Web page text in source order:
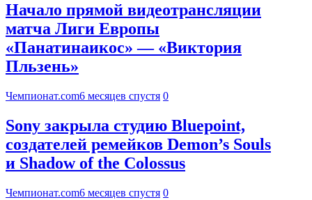
Начало прямой видеотрансляции
матча Лиги Европы
«Панатинаикос» — «Виктория
Пльзень»
Чемпионат.com6 месяцев спустя 0
Sony закрыла студию Bluepoint,
создателей ремейков Demon’s Souls
и Shadow of the Colossus
Чемпионат.com6 месяцев спустя 0